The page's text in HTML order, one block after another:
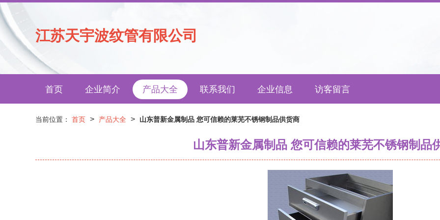
江苏天宇波纹管有限公司
首页 企业简介 产品大全 联系我们 企业信息 访客留言
当前位置： 首页 > 产品大全 > 山东普新金属制品 您可信赖的莱芜不锈钢制品供货商
山东普新金属制品 您可信赖的莱芜不锈钢制品